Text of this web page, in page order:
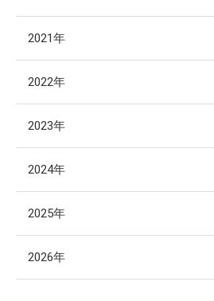
2021年
2022年
2023年
2024年
2025年
2026年